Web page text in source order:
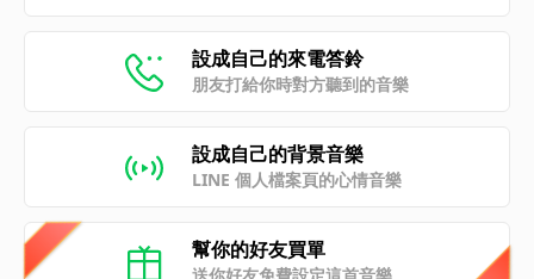
設成自己的來電答鈴
朋友打給你時對方聽到的音樂
設成自己的背景音樂
LINE 個人檔案頁的心情音樂
幫你的好友買單